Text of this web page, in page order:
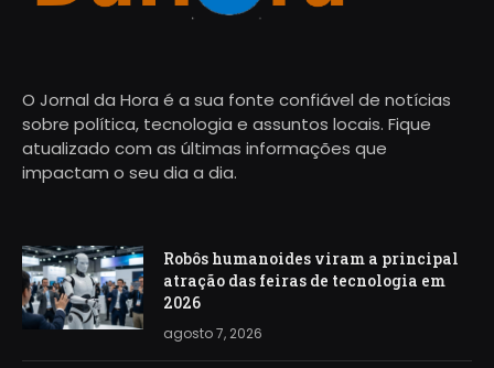
O Jornal da Hora é a sua fonte confiável de notícias
sobre política, tecnologia e assuntos locais. Fique
atualizado com as últimas informações que
impactam o seu dia a dia.
Robôs humanoides viram a principal
atração das feiras de tecnologia em
2026
agosto 7, 2026